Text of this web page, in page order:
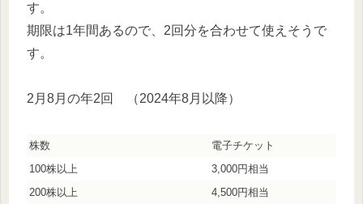
す。
期限は1年間あるので、2回分を合わせて使えそうで
す。
2月8月の年2回 （2024年8月以降）
株数
電子チケット
100株以上
3,000円相当
200株以上
4,500円相当